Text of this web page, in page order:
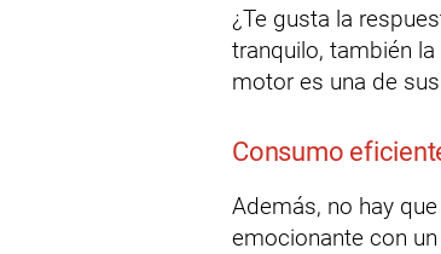
¿Te gusta la
tranquilo, también
motor es una de
Consumo
Además, no hay
emocionante con